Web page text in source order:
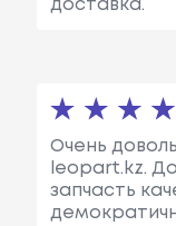
доставка.
Очень
leopart.kz.
запчасть